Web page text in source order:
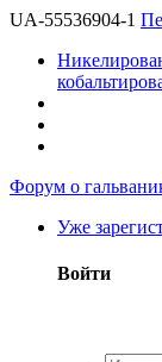
UA-55536904-1
Форум о
Уже
Войти